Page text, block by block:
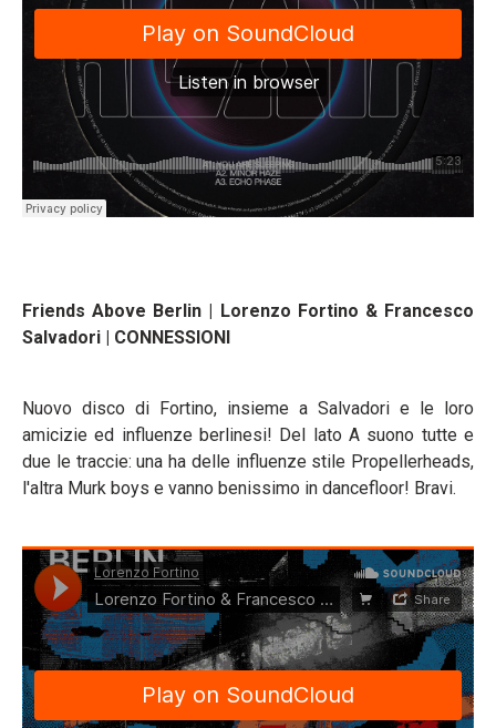
Friends Above Berlin | Lorenzo Fortino & Francesco
Salvadori | CONNESSIONI
Nuovo disco di Fortino, insieme a Salvadori e le loro
amicizie ed influenze berlinesi! Del lato A suono tutte e
due le traccie: una ha delle influenze stile Propellerheads,
l'altra Murk boys e vanno benissimo in dancefloor! Bravi.